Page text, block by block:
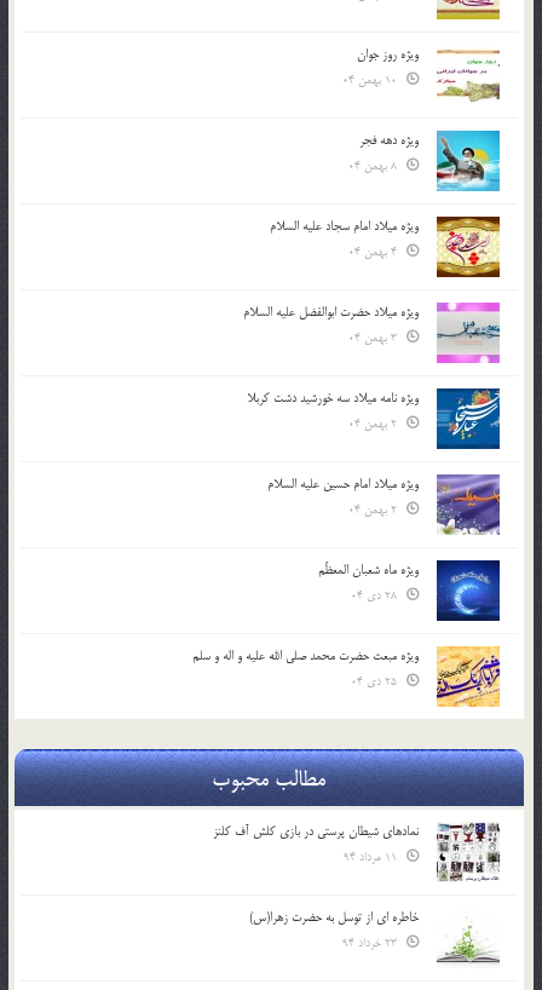
ویژه روز جوان
ویژه دهه فجر
ویژه میلاد امام سجاد علیه السلام
ویژه میلاد حضرت ابوالفضل علیه السلام
ویژه نامه میلاد سه خورشید دشت کربلا
ویژه میلاد امام حسین علیه السلام
ویژه ماه شعبان المعظّم
ویژه مبعث حضرت محمد صلی الله علیه و اله و سلم
مطالب محبوب
نمادهای شیطان پرستی در بازی کلش آف کلنز
خاطره ای از توسل به حضرت زهرا(س)